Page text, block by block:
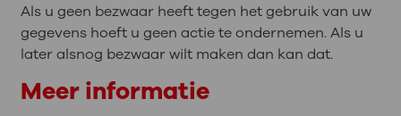
Als u geen bezwaar heeft tegen het gebruik van uw
gegevens hoeft u geen actie te ondernemen. Als u
later alsnog bezwaar wilt maken dan kan dat.
Meer informatie